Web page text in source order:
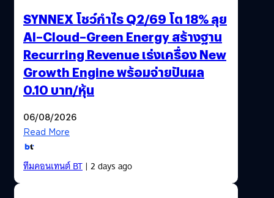
SYNNEX โชว์กำไร Q2/69 โต 18% ลุย
AI–Cloud–Green Energy สร้างฐาน
Recurring Revenue เร่งเครื่อง New
Growth Engine พร้อมจ่ายปันผล
0.10 บาท/หุ้น
06/08/2026
Read More
ทีมคอนเทนต์ BT| 2 days ago